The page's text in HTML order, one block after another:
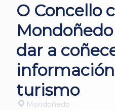
O Concello
dar a
turismo
Mondoñedo